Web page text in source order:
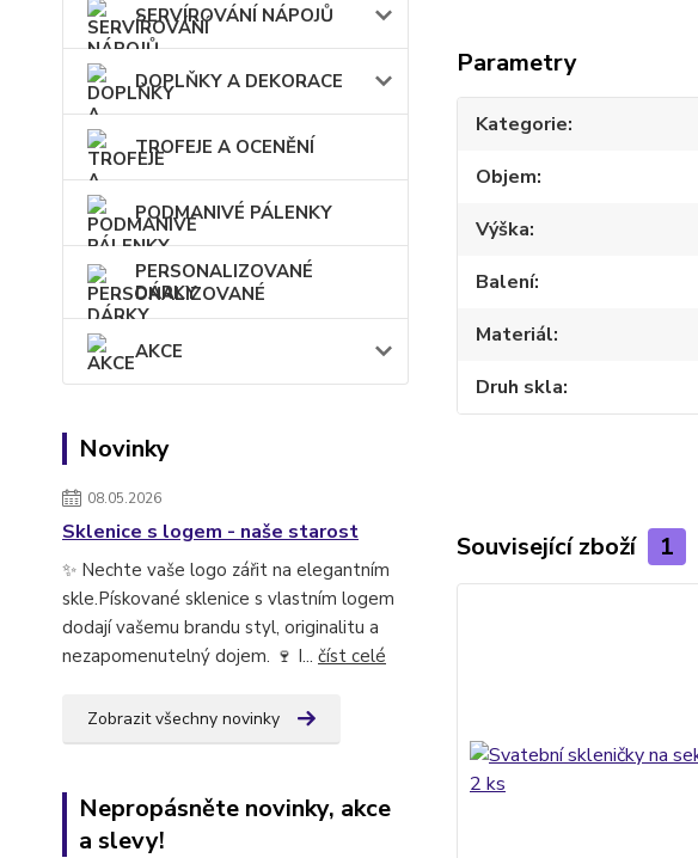
SERVÍROVÁNÍ NÁPOJŮ
DOPLŇKY A DEKORACE
TROFEJE A OCENĚNÍ
PODMANIVÉ PÁLENKY
PERSONALIZOVANÉ
DÁRKY
AKCE
Novinky
08.05.2026
Sklenice s logem - naše starost
✨ Nechte vaše logo zářit na elegantním
skle.Pískované sklenice s vlastním logem
dodají vašemu brandu styl, originalitu a
nezapomenutelný dojem. 🍷 I... číst celé
Zobrazit všechny novinky
Nepropásněte novinky, akce
a slevy!
Parametry
Kategorie
Objem
Výška
Balení
Materiál
Druh skla
Související zboží 1